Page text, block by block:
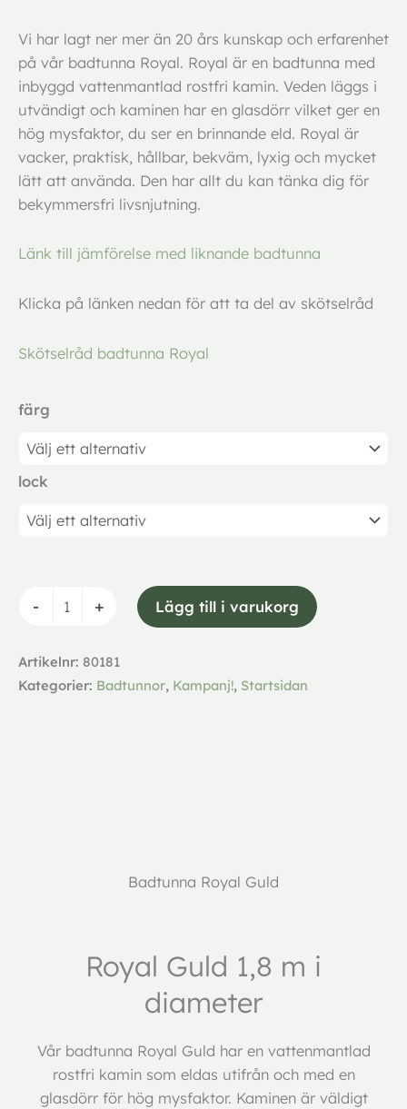
Vi har lagt ner mer än 20 års kunskap och erfarenhet
på vår badtunna Royal. Royal är en badtunna med
inbyggd vattenmantlad rostfri kamin. Veden läggs i
utvändigt och kaminen har en glasdörr vilket ger en
hög mysfaktor, du ser en brinnande eld. Royal är
vacker, praktisk, hållbar, bekväm, lyxig och mycket
lätt att använda. Den har allt du kan tänka dig för
bekymmersfri livsnjutning.
Länk till jämförelse med liknande badtunna
Klicka på länken nedan för att ta del av skötselråd
Skötselråd badtunna Royal
färg
lock
- + Lägg till i varukorg
Artikelnr: 80181
Kategorier: Badtunnor, Kampanj!, Startsidan
Badtunna Royal Guld
Royal Guld 1,8 m i
diameter
Vår badtunna Royal Guld har en vattenmantlad
rostfri kamin som eldas utifrån och med en
glasdörr för hög mysfaktor. Kaminen är väldigt